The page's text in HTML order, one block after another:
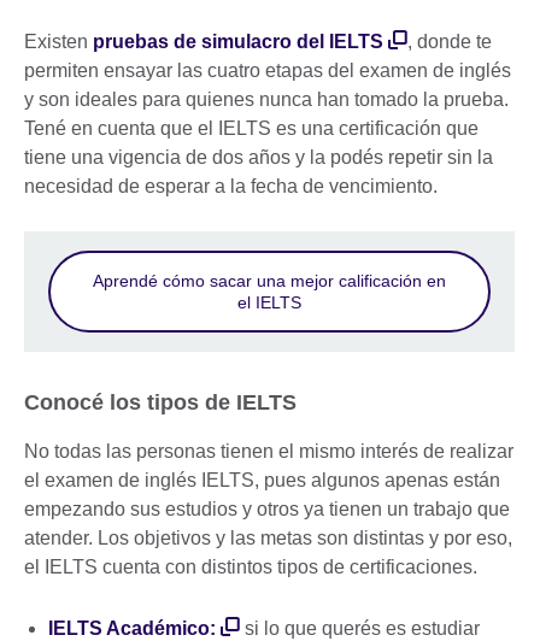
Existen pruebas de simulacro del IELTS
, donde te
permiten ensayar las cuatro etapas del examen de inglés
y son ideales para quienes nunca han tomado la prueba.
Tené en cuenta que el IELTS es una certificación que
tiene una vigencia de dos años y la podés repetir sin la
necesidad de esperar a la fecha de vencimiento.
Aprendé cómo sacar una mejor calificación en
el IELTS
Conocé los tipos de IELTS
No todas las personas tienen el mismo interés de realizar
el examen de inglés IELTS, pues algunos apenas están
empezando sus estudios y otros ya tienen un trabajo que
atender. Los objetivos y las metas son distintas y por eso,
el IELTS cuenta con distintos tipos de certificaciones.
IELTS Académico:
si lo que querés es estudiar